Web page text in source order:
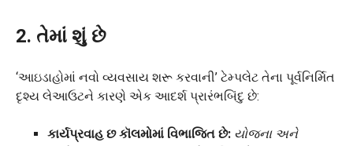
2. તેમાં શું છે
‘આઇડાહોમાં નવો વ્યવસાય શરૂ કરવાની’ ટેમ્પલેટ તેના પૂર્વનિર્મિત
દૃશ્ય લેઆઉટને કારણે એક આદર્શ પ્રારંભબિંદુ છે:
કાર્યપ્રવાહ છ કૉલમોમાં વિભાજિત છે: યોજના અને